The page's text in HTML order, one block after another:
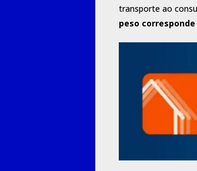
transporte ao
peso